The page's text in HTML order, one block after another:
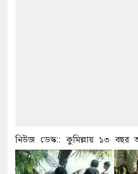
নিউজ ডেস্ক:: কুমিল্লায় ১৩